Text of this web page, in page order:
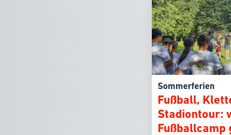
Sommerferien
Fußball,
Stadiontour:
Fußballcamp